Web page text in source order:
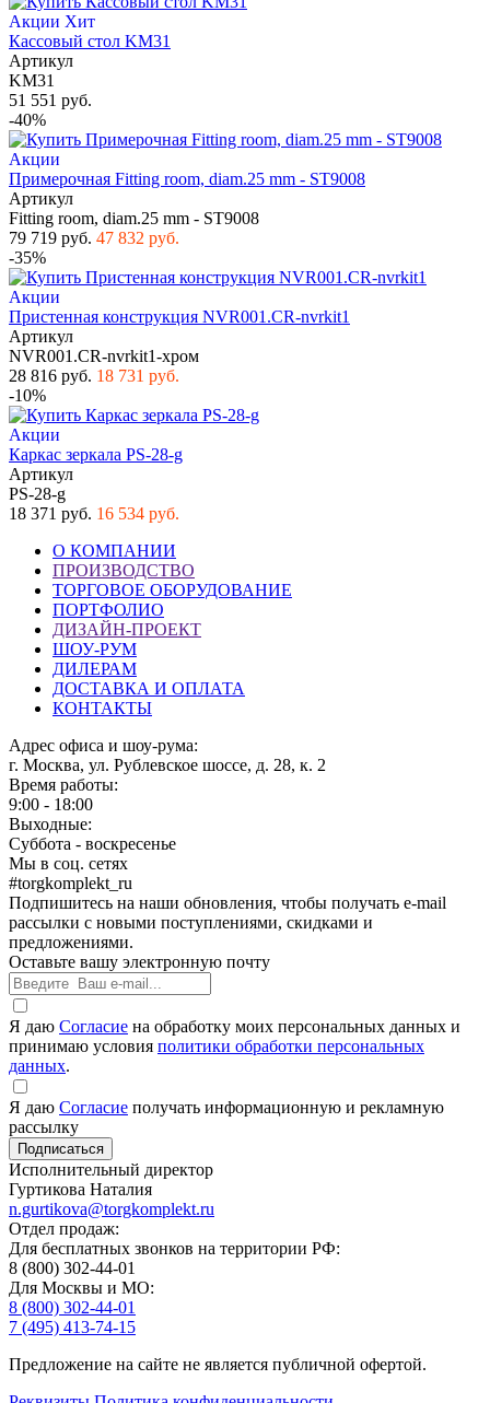
Акции Хит
Кассовый стол KM31
Артикул
KM31
51 551 руб.
-40%
Акции
Примерочная Fitting room, diam.25 mm - ST9008
Артикул
Fitting room, diam.25 mm - ST9008
79 719 руб. 47 832 руб.
-35%
Акции
Пристенная конструкция NVR001.CR-nvrkit1
Артикул
NVR001.CR-nvrkit1-хром
28 816 руб. 18 731 руб.
-10%
Акции
Каркас зеркала PS-28-g
Артикул
PS-28-g
18 371 руб. 16 534 руб.
О КОМПАНИИ
ПРОИЗВОДСТВО
ТОРГОВОЕ ОБОРУДОВАНИЕ
ПОРТФОЛИО
ДИЗАЙН-ПРОЕКТ
ШОУ-РУМ
ДИЛЕРАМ
ДОСТАВКА И ОПЛАТА
КОНТАКТЫ
Адрес офиса и шоу-рума:
г. Москва, ул. Рублевское шоссе, д. 28, к. 2
Время работы:
9:00 - 18:00
Выходные:
Суббота - воскресенье
Мы в соц. сетях
#torgkomplekt_ru
Подпишитесь на наши обновления, чтобы получать e-mail
рассылки с новыми поступлениями, скидками и
предложениями.
Оставьте вашу электронную почту
Я даю Согласие на обработку моих персональных данных и
принимаю условия политики обработки персональных
данных.
Я даю Согласие получать информационную и рекламную
рассылку
Исполнительный директор
Гуртикова Наталия
n.gurtikova@torgkomplekt.ru
Отдел продаж:
Для бесплатных звонков на территории РФ:
8 (800) 302-44-01
Для Москвы и МО:
8 (800) 302-44-01
7 (495) 413-74-15
Предложение на сайте не является публичной офертой.